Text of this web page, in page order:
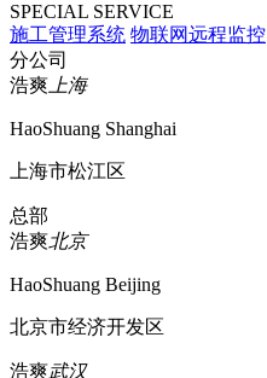
SPECIAL SERVICE
施工管理系统 物联网远程监控
分公司
浩爽上海
HaoShuang Shanghai
上海市松江区
总部
浩爽北京
HaoShuang Beijing
北京市经济开发区
浩爽武汉